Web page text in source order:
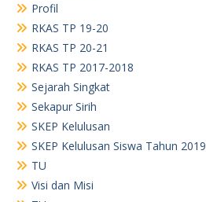
Profil
RKAS TP 19-20
RKAS TP 20-21
RKAS TP 2017-2018
Sejarah Singkat
Sekapur Sirih
SKEP Kelulusan
SKEP Kelulusan Siswa Tahun 2019
TU
Visi dan Misi